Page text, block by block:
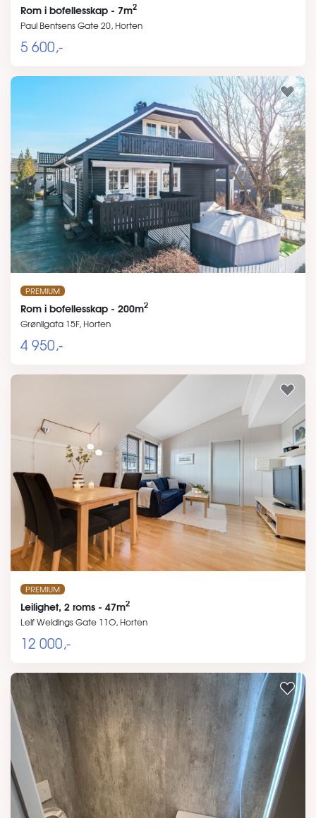
Rom i bofellesskap - 7m2
Paul Bentsens Gate 20, Horten
5 600,-
PREMIUM
Rom i bofellesskap - 200m2
Grønligata 15F, Horten
4 950,-
PREMIUM
Leilighet, 2 roms - 47m2
Leif Weldings Gate 11O, Horten
12 000,-